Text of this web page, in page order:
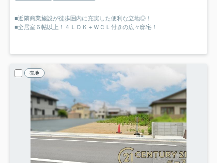
■近隣商業施設が徒歩圏内に充実した便利な立地◎！
■全居室６帖以上！４ＬＤＫ＋ＷＣＬ付きの広々邸宅！
売地